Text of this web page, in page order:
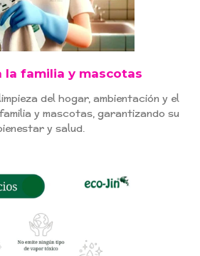
la familia y mascotas
del hogar, ambientación y el
y mascotas, garantizando su
y salud.